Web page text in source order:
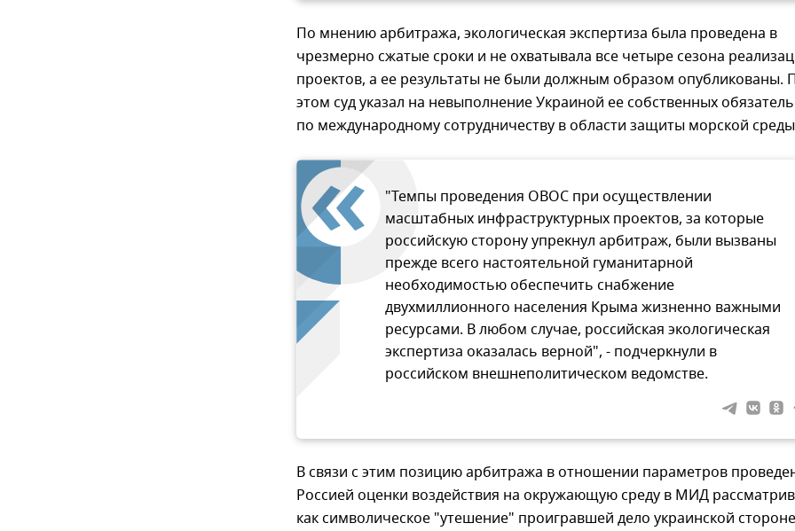
По мнению арбитража, экологическая экспертиза была проведена в
чрезмерно сжатые сроки и не охватывала все четыре сезона
проектов, а ее результаты не были должным образом опубликованы.
этом суд указал на невыполнение Украиной ее собственных
по международному сотрудничеству в области защиты морской
"Темпы проведения ОВОС при осуществлении
масштабных инфраструктурных проектов, за которые
российскую сторону упрекнул арбитраж, были вызваны
прежде всего настоятельной гуманитарной
необходимостью обеспечить снабжение
двухмиллионного населения Крыма жизненно важными
ресурсами. В любом случае, российская экологическая
экспертиза оказалась верной", - подчеркнули в
российском внешнеполитическом ведомстве.
В связи с этим позицию арбитража в отношении параметров
Россией оценки воздействия на окружающую среду в МИД
как символическое "утешение" проигравшей дело украинской